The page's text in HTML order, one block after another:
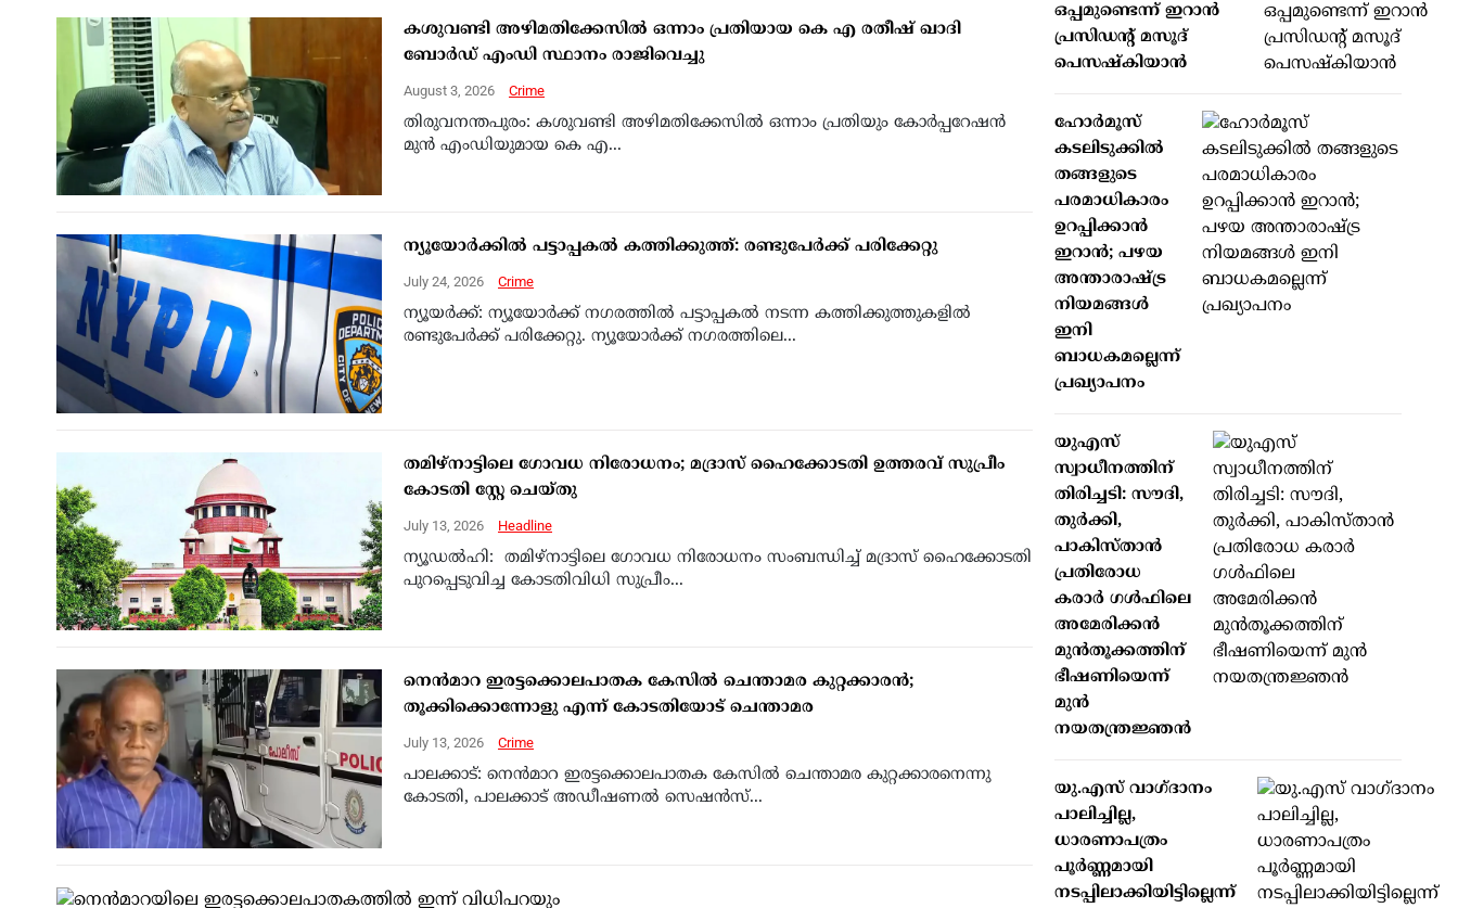
കശുവണ്ടി അഴിമതിക്കേസില്‍ ഒന്നാം പ്രതിയായ കെ എ രതീഷ് ഖാദി
ബോര്‍ഡ് എംഡി സ്ഥാനം രാജിവെച്ചു
August 3, 2026 Crime
തിരുവനന്തപുരം: കശുവണ്ടി അഴിമതിക്കേസില്‍ ഒന്നാം പ്രതിയും കോര്‍പ്പറേഷന്‍
മുന്‍ എംഡിയുമായ കെ എ...
ന്യൂയോര്‍ക്കില്‍ പട്ടാപ്പകല്‍ കത്തിക്കുത്ത്: രണ്ടുപേര്‍ക്ക് പരിക്കേറ്റു
July 24, 2026 Crime
ന്യൂയര്‍ക്ക്: ന്യൂയോര്‍ക്ക് നഗരത്തില്‍ പട്ടാപ്പകല്‍ നടന്ന കത്തിക്കുത്തുകളില്‍
രണ്ടുപേര്‍ക്ക് പരിക്കേറ്റു. ന്യൂയോര്‍ക്ക് നഗരത്തിലെ...
തമിഴ്‌നാട്ടിലെ ഗോവധ നിരോധനം; മദ്രാസ് ഹൈക്കോടതി ഉത്തരവ് സുപ്രീം
കോടതി സ്റ്റേ ചെയ്തു
July 13, 2026 Headline
ന്യൂഡൽഹി: തമിഴ്നാട്ടിലെ ഗോവധ നിരോധനം സംബന്ധിച്ച് മദ്രാസ് ഹൈക്കോടതി
പുറപ്പെടുവിച്ച കോടതിവിധി സുപ്രീം...
നെന്‍മാറ ഇരട്ടക്കൊലപാതക കേസില്‍ ചെന്താമര കുറ്റക്കാരന്‍;
തൂക്കിക്കൊന്നോളു എന്ന് കോടതിയോട് ചെന്താമര
July 13, 2026 Crime
പാലക്കാട്: നെന്‍മാറ ഇരട്ടക്കൊലപാതക കേസില്‍ ചെന്താമര കുറ്റക്കാരനെന്നു
കോടതി, പാലക്കാട് അഡീഷണല്‍ സെഷന്‍സ്...
ഒപ്പമുണ്ടെന്ന് ഇറാൻ
പ്രസിഡന്റ് മസൂദ്
പെസഷ്കിയാൻ
ഹോർമൂസ്
കടലിടുക്കിൽ
തങ്ങളുടെ
പരമാധികാരം
ഉറപ്പിക്കാൻ
ഇറാൻ; പഴയ
അന്താരാഷ്ട്ര
നിയമങ്ങൾ
ഇനി
ബാധകമല്ലെന്ന്
പ്രഖ്യാപനം
യുഎസ്
സ്വാധീനത്തിന്
തിരിച്ചടി: സൗദി,
തുർക്കി,
പാകിസ്താൻ
പ്രതിരോധ
കരാർ ഗൾഫിലെ
അമേരിക്കൻ
മുൻതൂക്കത്തിന്
ഭീഷണിയെന്ന്
മുൻ
നയതന്ത്രജ്ഞൻ
യു.എസ് വാഗ്ദാനം
പാലിച്ചില്ല,
ധാരണാപത്രം
പൂർണ്ണമായി
നടപ്പിലാക്കിയിട്ടില്ലെന്ന്